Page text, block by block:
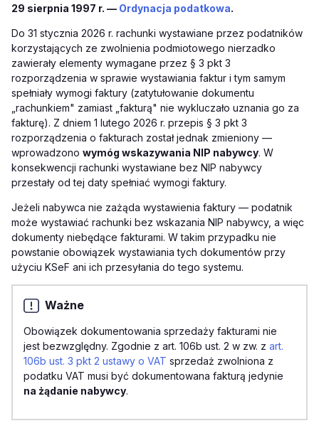
29 sierpnia 1997 r. — Ordynacja podatkowa.
Do 31 stycznia 2026 r. rachunki wystawiane przez podatników
korzystających ze zwolnienia podmiotowego nierzadko
zawierały elementy wymagane przez § 3 pkt 3
rozporządzenia w sprawie wystawiania faktur i tym samym
spełniały wymogi faktury (zatytułowanie dokumentu
„rachunkiem" zamiast „fakturą" nie wykluczało uznania go za
fakturę). Z dniem 1 lutego 2026 r. przepis § 3 pkt 3
rozporządzenia o fakturach został jednak zmieniony —
wprowadzono wymóg wskazywania NIP nabywcy. W
konsekwencji rachunki wystawiane bez NIP nabywcy
przestały od tej daty spełniać wymogi faktury.
Jeżeli nabywca nie zażąda wystawienia faktury — podatnik
może wystawiać rachunki bez wskazania NIP nabywcy, a więc
dokumenty niebędące fakturami. W takim przypadku nie
powstanie obowiązek wystawiania tych dokumentów przy
użyciu KSeF ani ich przesyłania do tego systemu.
Ważne
Obowiązek dokumentowania sprzedaży fakturami nie
jest bezwzględny. Zgodnie z art. 106b ust. 2 w zw. z art.
106b ust. 3 pkt 2 ustawy o VAT sprzedaż zwolniona z
podatku VAT musi być dokumentowana fakturą jedynie
na żądanie nabywcy.